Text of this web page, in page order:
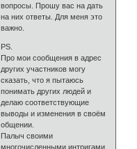
вопросы. Прошу вас на дать
на них ответы. Для меня это
важно.
PS.
Про мои сообщения в адрес
других участников могу
сказать, что я пытаюсь
понимать других людей и
делаю соответствующие
выводы и изменения в своём
общении.
Палыч своими
многочисленными интригами